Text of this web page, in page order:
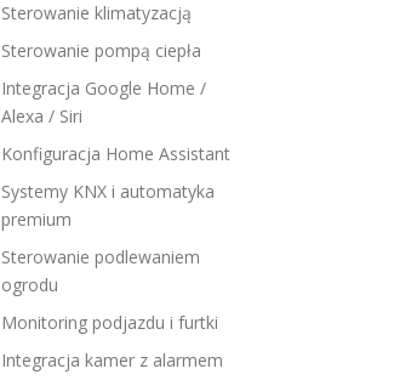
Sterowanie klimatyzacją
Sterowanie pompą ciepła
Integracja Google Home /
Alexa / Siri
Konfiguracja Home Assistant
Systemy KNX i automatyka
premium
Sterowanie podlewaniem
ogrodu
Monitoring podjazdu i furtki
Integracja kamer z alarmem